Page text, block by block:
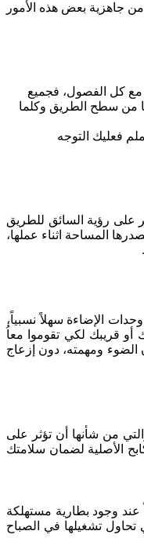
جاهزية بعض هذه الأمور
مع كل الفصول، فجميع
من سطح الطريق وكلما
يمكنك فحص عمق الإطارات بنفسك عن طريق وضع عملة معدنية في إحدى تجاويف العجل،فإذا كان عمق الفرزات أكثر من 2 ملم، فإن إطاراتك بحالة ممتازة أما إذا قل العمق عن 1 ملم فعليك التوجه
على رؤية السائق للطريق
المساحة اثناء عملها،
الإضاءة سهلاً نسبياً،
أو قريبك لكي تقوموا معاُ
الضوء ومهمته، دون إزعاج
من شأنها أن تؤثر على
الأصلية لضمان سلامتك
وجود بطارية مستهلكة
تشغيلها في الصباح